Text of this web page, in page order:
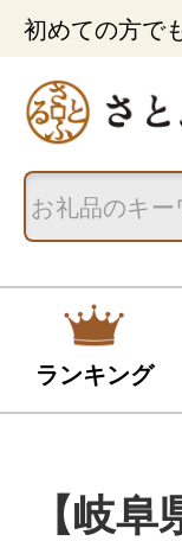
初めての方で
ランキング
【岐